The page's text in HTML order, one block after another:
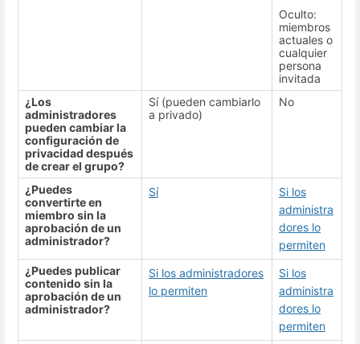
Oculto:
miembros
actuales o
cualquier
persona
invitada
¿Los
administradores
pueden cambiar la
configuración de
privacidad después
de crear el grupo?
Sí (pueden cambiarlo
a privado)
No
¿Puedes
convertirte en
miembro sin la
aprobación de un
administrador?
Sí
Si los
administra
dores lo
permiten
¿Puedes publicar
contenido sin la
aprobación de un
administrador?
Si los administradores
lo permiten
Si los
administra
dores lo
permiten